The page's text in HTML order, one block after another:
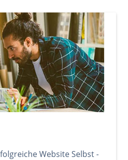
Website Selbst -